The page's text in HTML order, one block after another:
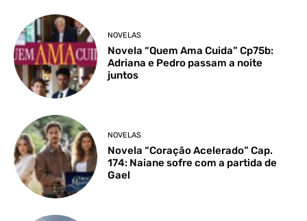
NOVELAS
Novela “Quem Ama Cuida” Cp75b:
Adriana e Pedro passam a noite
juntos
NOVELAS
Novela “Coração Acelerado” Cap.
174: Naiane sofre com a partida de
Gael